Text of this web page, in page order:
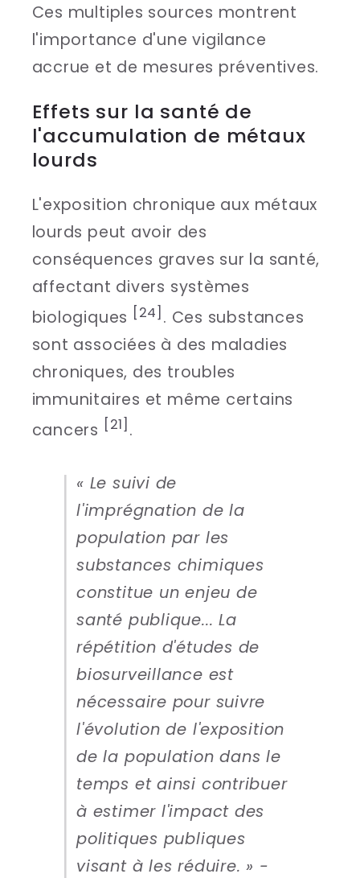
Ces multiples sources montrent
l'importance d'une vigilance
accrue et de mesures préventives.
Effets sur la santé de
l'accumulation de métaux
lourds
L'exposition chronique aux métaux
lourds peut avoir des
conséquences graves sur la santé,
affectant divers systèmes
biologiques [24] . Ces substances
sont associées à des maladies
chroniques, des troubles
immunitaires et même certains
cancers [21] .
« Le suivi de
l'imprégnation de la
population par les
substances chimiques
constitue un enjeu de
santé publique... La
répétition d'études de
biosurveillance est
nécessaire pour suivre
l'évolution de l'exposition
de la population dans le
temps et ainsi contribuer
à estimer l'impact des
politiques publiques
visant à les réduire. » -